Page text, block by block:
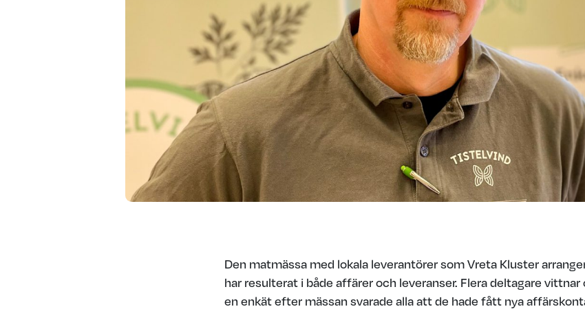
Den matmässa med lokala leverantörer som Vreta Kluster
har resulterat i både affärer och leveranser. Flera deltagare
en enkät efter mässan svarade alla att de hade fått nya